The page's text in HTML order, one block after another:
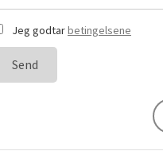
Jeg godtarbetingelsene
Send